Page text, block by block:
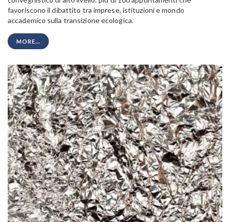
favoriscono il dibattito tra imprese, istituzioni e mondo
accademico sulla transizione ecologica.
MORE...